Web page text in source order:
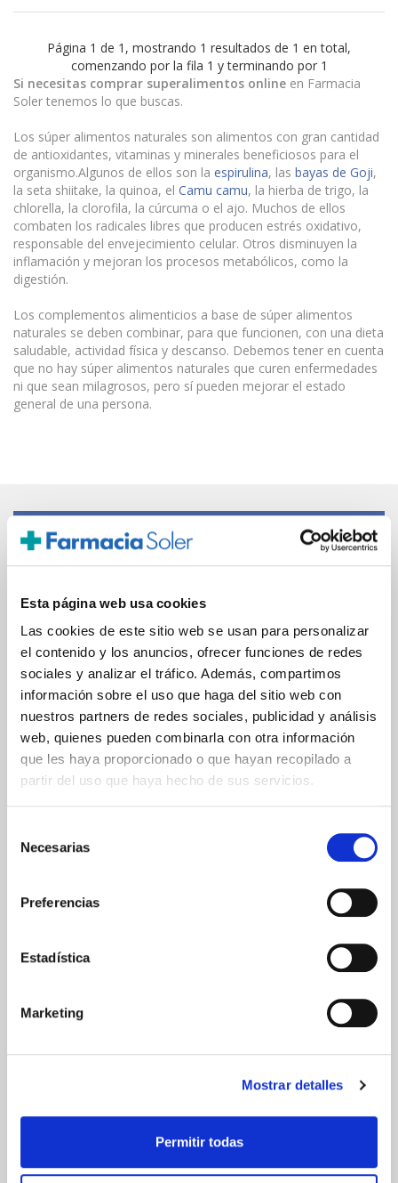
Esta página web usa cookies
Las cookies de este sitio web se usan para personalizar
el contenido y los anuncios, ofrecer funciones de redes
sociales y analizar el tráfico. Además, compartimos
información sobre el uso que haga del sitio web con
nuestros partners de redes sociales, publicidad y análisis
web, quienes pueden combinarla con otra información
que les haya proporcionado o que hayan recopilado a
partir del uso que haya hecho de sus servicios.
Necesarias
Preferencias
Estadística
Marketing
Mostrar detalles
Permitir todas
Página 1 de 1, mostrando 1 resultados de 1 en total,
comenzando por la fila 1 y terminando por 1
Si necesitas comprar superalimentos online en Farmacia
Soler tenemos lo que buscas.
Los súper alimentos naturales son alimentos con gran cantidad
de antioxidantes, vitaminas y minerales beneficiosos para el
organismo.Algunos de ellos son la espirulina, las bayas de Goji,
la seta shiitake, la quinoa, el Camu camu, la hierba de trigo, la
chlorella, la clorofila, la cúrcuma o el ajo. Muchos de ellos
combaten los radicales libres que producen estrés oxidativo,
responsable del envejecimiento celular. Otros disminuyen la
inflamación y mejoran los procesos metabólicos, como la
digestión.
Los complementos alimenticios a base de súper alimentos
naturales se deben combinar, para que funcionen, con una dieta
saludable, actividad física y descanso. Debemos tener en cuenta
que no hay súper alimentos naturales que curen enfermedades
ni que sean milagrosos, pero sí pueden mejorar el estado
general de una persona.
PAGO SEGURO
Transferencia bancaria
Comunicaciones
cifradas
ENVIOS Y DESTINOS
GARANTÍA DE CALIDAD